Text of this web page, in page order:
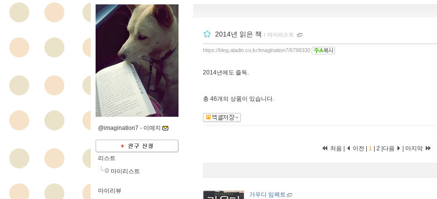
2014년 읽은 책 ｌ 마이리스트
https://blog.aladin.co.kr/imagination7/6798330
2014년에도 즐독.
총 46개 의 상품이 있습니다.
처음 | 이전 | 1 2 다음 마지막
가우디 임팩트
@imagination7 - 이매지
리스트
마이리스트
마이리뷰